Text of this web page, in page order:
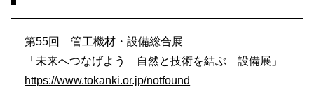
第55回 管工機材・設備総合展
「未来へつなげよう 自然と技術を結ぶ 設備展」
https://www.tokanki.or.jp/notfound